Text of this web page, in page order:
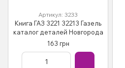
Артикул: 3233
Книга ГАЗ 3221 32213 Газель
каталог деталей Новгорода
163 грн